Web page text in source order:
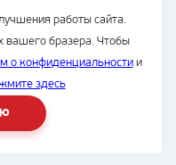
работы сайта.
вашего бразера. Чтобы
о конфиденциальностии
здесь